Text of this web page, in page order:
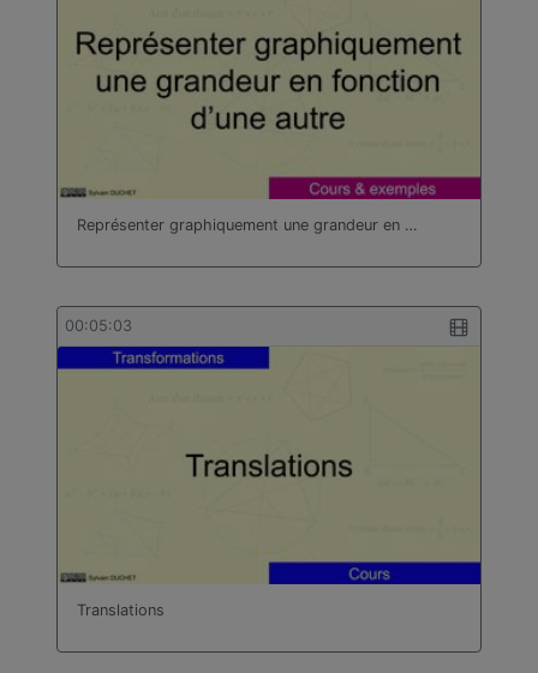
Représenter graphiquement une grandeur en …
00:05:03
Translations